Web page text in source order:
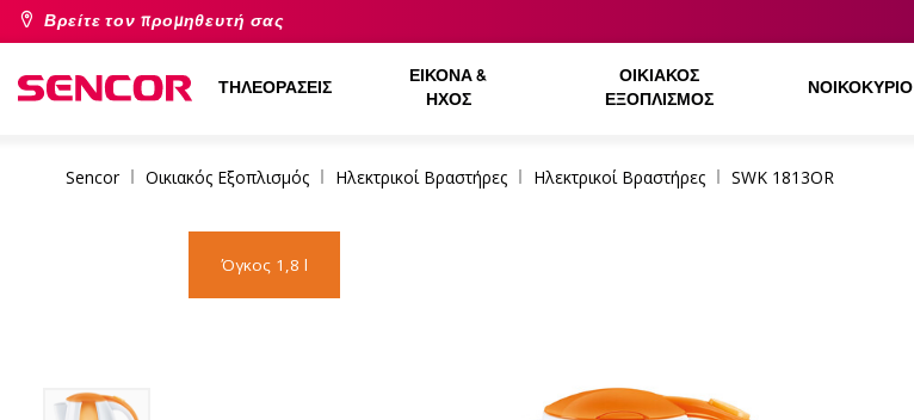
Βρείτε τον προμηθευτή σας
ΤΗΛΕΟΡΆΣΕΙΣ
ΕΙΚΌΝΑ &
ΉΧΟΣ
ΟΙΚΙΑΚΌΣ
ΕΞΟΠΛΙΣΜΌΣ
ΝΟΙΚΟΚΥΡΙΌ
Sencor Οικιακός Εξοπλισμός Ηλεκτρικοί Βραστήρες Ηλεκτρικοί Βραστήρες SWK 1813OR
Όγκος 1,8 l